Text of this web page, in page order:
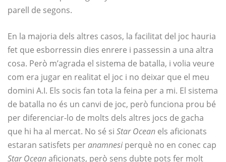
parell de segons.
En la majoria dels altres casos, la facilitat del joc hauria
fet que esborressin dies enrere i passessin a una altra
cosa. Però m’agrada el sistema de batalla, i volia veure
com era jugar en realitat el joc i no deixar que el meu
domini A.I. Els socis fan tota la feina per a mi. El sistema
de batalla no és un canvi de joc, però funciona prou bé
per diferenciar-lo de molts dels altres jocs de gacha
que hi ha al mercat. No sé si Star Ocean els aficionats
estaran satisfets peranamnesi perquè no en conec cap
Star Oceanaficionats, però sens dubte pots fer molt